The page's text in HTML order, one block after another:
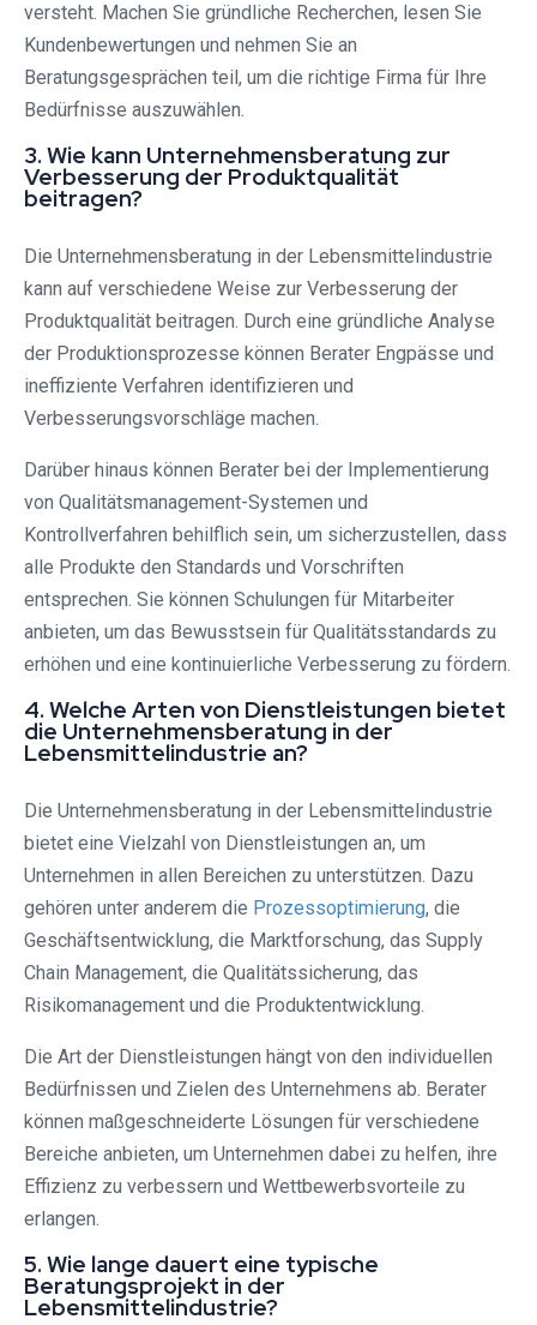
versteht. Machen Sie gründliche Recherchen, lesen Sie
Kundenbewertungen und nehmen Sie an
Beratungsgesprächen teil, um die richtige Firma für Ihre
Bedürfnisse auszuwählen.
3. Wie kann Unternehmensberatung zur
Verbesserung der Produktqualität
beitragen?
Die Unternehmensberatung in der Lebensmittelindustrie
kann auf verschiedene Weise zur Verbesserung der
Produktqualität beitragen. Durch eine gründliche Analyse
der Produktionsprozesse können Berater Engpässe und
ineffiziente Verfahren identifizieren und
Verbesserungsvorschläge machen.
Darüber hinaus können Berater bei der Implementierung
von Qualitätsmanagement-Systemen und
Kontrollverfahren behilflich sein, um sicherzustellen, dass
alle Produkte den Standards und Vorschriften
entsprechen. Sie können Schulungen für Mitarbeiter
anbieten, um das Bewusstsein für Qualitätsstandards zu
erhöhen und eine kontinuierliche Verbesserung zu fördern.
4. Welche Arten von Dienstleistungen bietet
die Unternehmensberatung in der
Lebensmittelindustrie an?
Die Unternehmensberatung in der Lebensmittelindustrie
bietet eine Vielzahl von Dienstleistungen an, um
Unternehmen in allen Bereichen zu unterstützen. Dazu
gehören unter anderem die Prozessoptimierung, die
Geschäftsentwicklung, die Marktforschung, das Supply
Chain Management, die Qualitätssicherung, das
Risikomanagement und die Produktentwicklung.
Die Art der Dienstleistungen hängt von den individuellen
Bedürfnissen und Zielen des Unternehmens ab. Berater
können maßgeschneiderte Lösungen für verschiedene
Bereiche anbieten, um Unternehmen dabei zu helfen, ihre
Effizienz zu verbessern und Wettbewerbsvorteile zu
erlangen.
5. Wie lange dauert eine typische
Beratungsprojekt in der
Lebensmittelindustrie?